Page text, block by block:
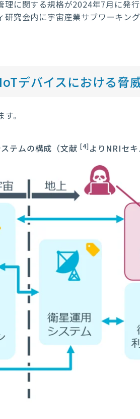
理に関する規格が2024年7月に発
研究会内に宇宙産業サブワーキン
デバイスにおける脅
。
テムの構成（文献 [4]よりNRIセキ